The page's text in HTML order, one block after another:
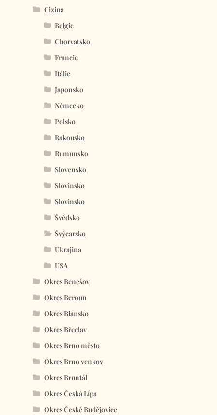
Cizina
Belgie
Chorvatsko
Francie
Itálie
Japonsko
Německo
Polsko
Rakousko
Rumunsko
Slovensko
Slovinsko
Slovinsko
Švédsko
Švýcarsko
Ukrajina
USA
Okres Benešov
Okres Beroun
Okres Blansko
Okres Břeclav
Okres Brno město
Okres Brno venkov
Okres Bruntál
Okres Česká Lípa
Okres České Budějovice